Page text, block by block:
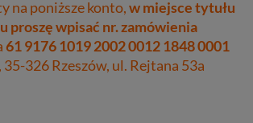
na poniższe konto,w miejsce tytułu
proszę wpisać nr. zamówienia
61 9176 1019 2002 0012 1848 0001
326 Rzeszów, ul. Rejtana 53a